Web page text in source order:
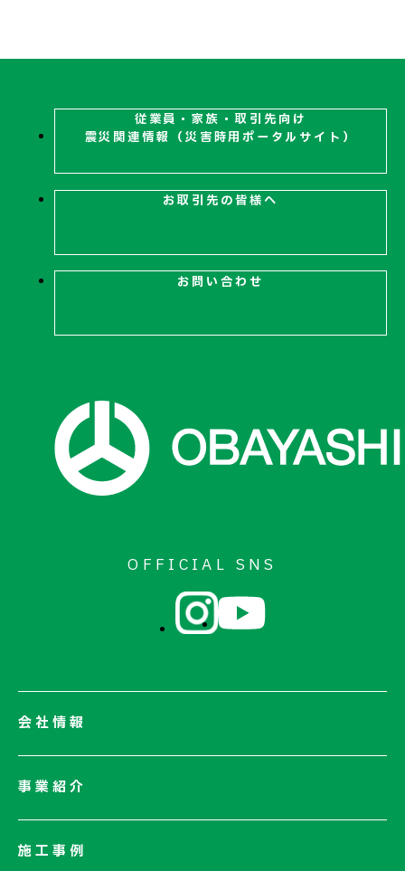
従業員・家族・取引先向け
震災関連情報（災害時用ポータルサイト）
お取引先の皆様へ
お問い合わせ
OFFICIAL SNS
会社情報
会社情報一覧
事業紹介
施工事例